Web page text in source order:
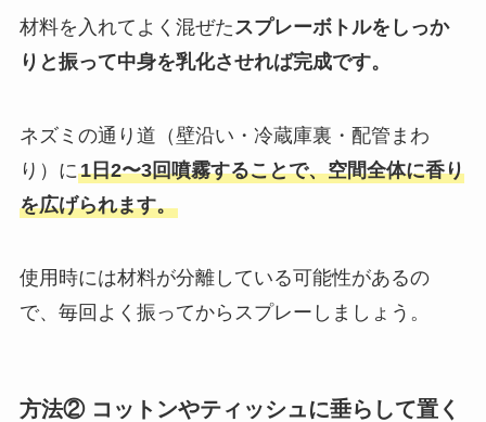
材料を入れてよく混ぜた スプレーボトルをしっか
りと振って中身を乳化させれば完成です。
ネズミの通り道（壁沿い・冷蔵庫裏・配管まわ
り）に1日2〜3回噴霧することで、空間全体に香り
を広げられます。
使用時には材料が分離している可能性があるの
で、毎回よく振ってからスプレーしましょう。
方法② コットンやティッシュに垂らして置く